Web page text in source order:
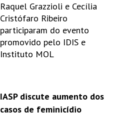
Raquel Grazzioli e Cecília
Cristófaro Ribeiro
participaram do evento
promovido pelo IDIS e
Instituto MOL
IASP discute aumento dos
casos de feminicídio